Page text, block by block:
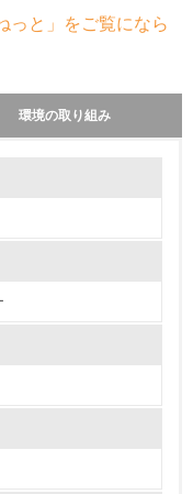
っと」をご覧になら
環境の取り組み